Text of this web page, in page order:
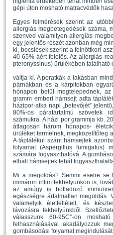
gépi úton mosható matracvédők
Egyes felmérések szerint az
allergiás megbetegedések száma,
szenved valamilyen allergiás
egy jelentős részét azonban még
ki, becslések szerint a felnőttkori
40-65%-áért felelős. Az allergiás
pteronyssinus) ürülékében található
váltja ki. A poratkák a lakásban
párnákban és a kárpitokban
hónapon belül megtelepednek,
gramm emberi hámsejt adta
házipor-atka napi „betevőjét”
80%-os páratartalmú szövetek
számukra. A házi por grammja kb.
átlagosan három hónapos-
ürüléket termelnek, megközelítőleg
A táplálékul szánt hámsejtek
folyamat (Aspergillus fumigatus)
számára fogyaszthatóvá. A
elhalt hámsejtek tehát
Mi a megoldás? Semmi esetre se
immáron intim fekhelyünkön is,
az amúgy is botladozó
egészségre ártalmatlan megoldás.
valamelyik életfeltételt, és
távozásra fekhelyünkből.
válasszunk 60-95C°-on
felhasználásával akadályozzuk
gombásodási folyamat